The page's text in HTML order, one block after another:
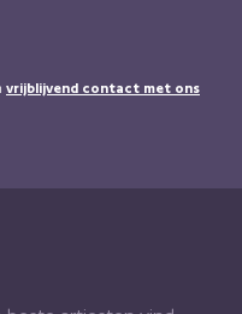
vrijblijvend contact met ons